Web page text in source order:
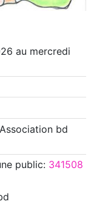
au mercredi
bd
public: 341508